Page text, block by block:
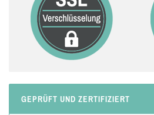
GEPRÜFT UND ZERTIFIZIERT